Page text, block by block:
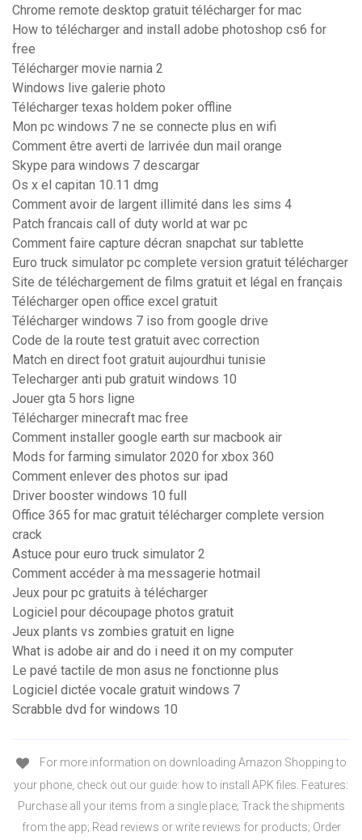
Chrome remote desktop gratuit télécharger for mac
How to télécharger and install adobe photoshop cs6 for
free
Télécharger movie narnia 2
Windows live galerie photo
Télécharger texas holdem poker offline
Mon pc windows 7 ne se connecte plus en wifi
Comment être averti de larrivée dun mail orange
Skype para windows 7 descargar
Os x el capitan 10.11 dmg
Comment avoir de largent illimité dans les sims 4
Patch francais call of duty world at war pc
Comment faire capture décran snapchat sur tablette
Euro truck simulator pc complete version gratuit télécharger
Site de téléchargement de films gratuit et légal en français
Télécharger open office excel gratuit
Télécharger windows 7 iso from google drive
Code de la route test gratuit avec correction
Match en direct foot gratuit aujourdhui tunisie
Telecharger anti pub gratuit windows 10
Jouer gta 5 hors ligne
Télécharger minecraft mac free
Comment installer google earth sur macbook air
Mods for farming simulator 2020 for xbox 360
Comment enlever des photos sur ipad
Driver booster windows 10 full
Office 365 for mac gratuit télécharger complete version
crack
Astuce pour euro truck simulator 2
Comment accéder à ma messagerie hotmail
Jeux pour pc gratuits à télécharger
Logiciel pour découpage photos gratuit
Jeux plants vs zombies gratuit en ligne
What is adobe air and do i need it on my computer
Le pavé tactile de mon asus ne fonctionne plus
Logiciel dictée vocale gratuit windows 7
Scrabble dvd for windows 10
For more information on downloading Amazon Shopping to
your phone, check out our guide: how to install APK files. Features:
Purchase all your items from a single place; Track the shipments
from the app; Read reviews or write reviews for products; Order